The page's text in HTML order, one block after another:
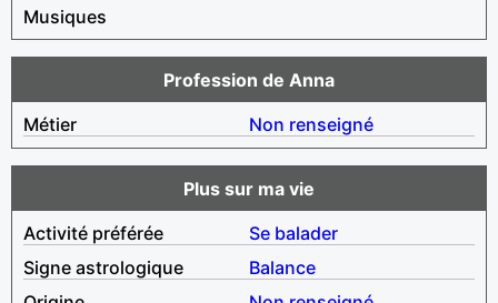
Musiques
Profession de Anna
Métier
Non renseigné
Plus sur ma vie
Activité préférée
Se balader
Signe astrologique
Balance